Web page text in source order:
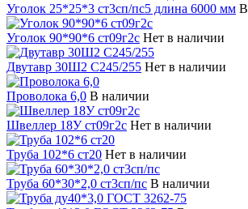
Уголок 25*25*3 ст3сп/пс5 длина 6000 мм
Уголок 90*90*6 ст09г2с Нет в наличии
Двутавр 30Ш2 С245/255 Нет в наличии
Проволока 6,0 В наличии
Швеллер 18У ст09г2с Нет в наличии
Труба 102*6 ст20 Нет в наличии
Труба 60*30*2,0 ст3сп/пс В наличии